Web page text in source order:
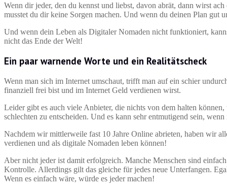
Wenn dir jeder, den du kennst und liebst, davon abrät, dann wirst
musstet du dir keine Sorgen machen. Und wenn du deinen Plan
Und wenn dein Leben als Digitaler Nomaden nicht funktioniert,
nicht das Ende der Welt!
Ein paar warnende Worte und ein Realitätscheck
Wenn man sich im Internet umschaut, trifft man auf ein schier
finanziell frei bist und im Internet Geld verdienen wirst.
Leider gibt es auch viele Anbieter, die nichts von dem halten
schlechten zu entscheiden. Und es kann sehr entmutigend sein,
Nachdem wir mittlerweile fast 10 Jahre Online abrieten, haben wir
verdienen und als digitale Nomaden leben können!
Aber nicht jeder ist damit erfolgreich. Manche Menschen sind
Kontrolle. Allerdings gilt das gleiche für jedes neue Unterfangen.
Wenn es einfach wäre, würde es jeder machen!